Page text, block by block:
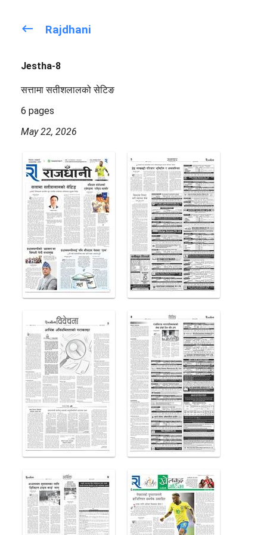
keyboard_backspace Rajdhani
Jestha-8
सत्तामा सतीशलालको सेटिङ
6 pages
May 22, 2026